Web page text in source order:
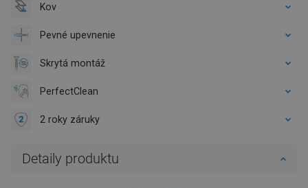
Kov
Pevné upevnenie
Skrytá montáž
PerfectClean
2 roky záruky
Detaily produktu